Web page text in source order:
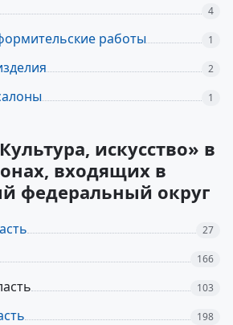
4
работы 1
2
1
искусство» в
входящих в
федеральный округ
27
166
103
198